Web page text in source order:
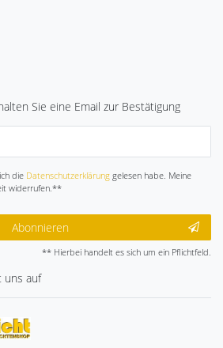
Sie eine Email zur Bestätigung
die Daten­schutz­erklärunggelesen habe. Meine
widerrufen.**
Abonnieren
** Hierbei handelt es sich um ein Pflichtfeld.
uns auf